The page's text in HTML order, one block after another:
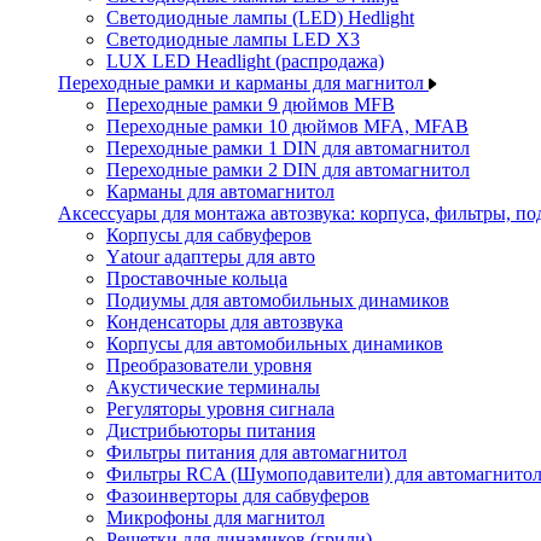
Светодиодные лампы (LED) Hedlight
Светодиодные лампы LED X3
LUX LED Headlight (распродажа)
Переходные рамки и карманы для магнитол
Переходные рамки 9 дюймов MFB
Переходные рамки 10 дюймов MFA, MFAB
Переходные рамки 1 DIN для автомагнитол
Переходные рамки 2 DIN для автомагнитол
Карманы для автомагнитол
Аксессуары для монтажа автозвука: корпуса, фильтры,
Корпусы для сабвуферов
Yаtour адаптеры для авто
Проставочные кольца
Подиумы для автомобильных динамиков
Конденсаторы для автозвука
Корпусы для автомобильных динамиков
Преобразователи уровня
Акустические терминалы
Регуляторы уровня сигнала
Дистрибьюторы питания
Фильтры питания для автомагнитол
Фильтры RCA (Шумоподавители) для автомагнитол
Фазоинверторы для сабвуферов
Микрофоны для магнитол